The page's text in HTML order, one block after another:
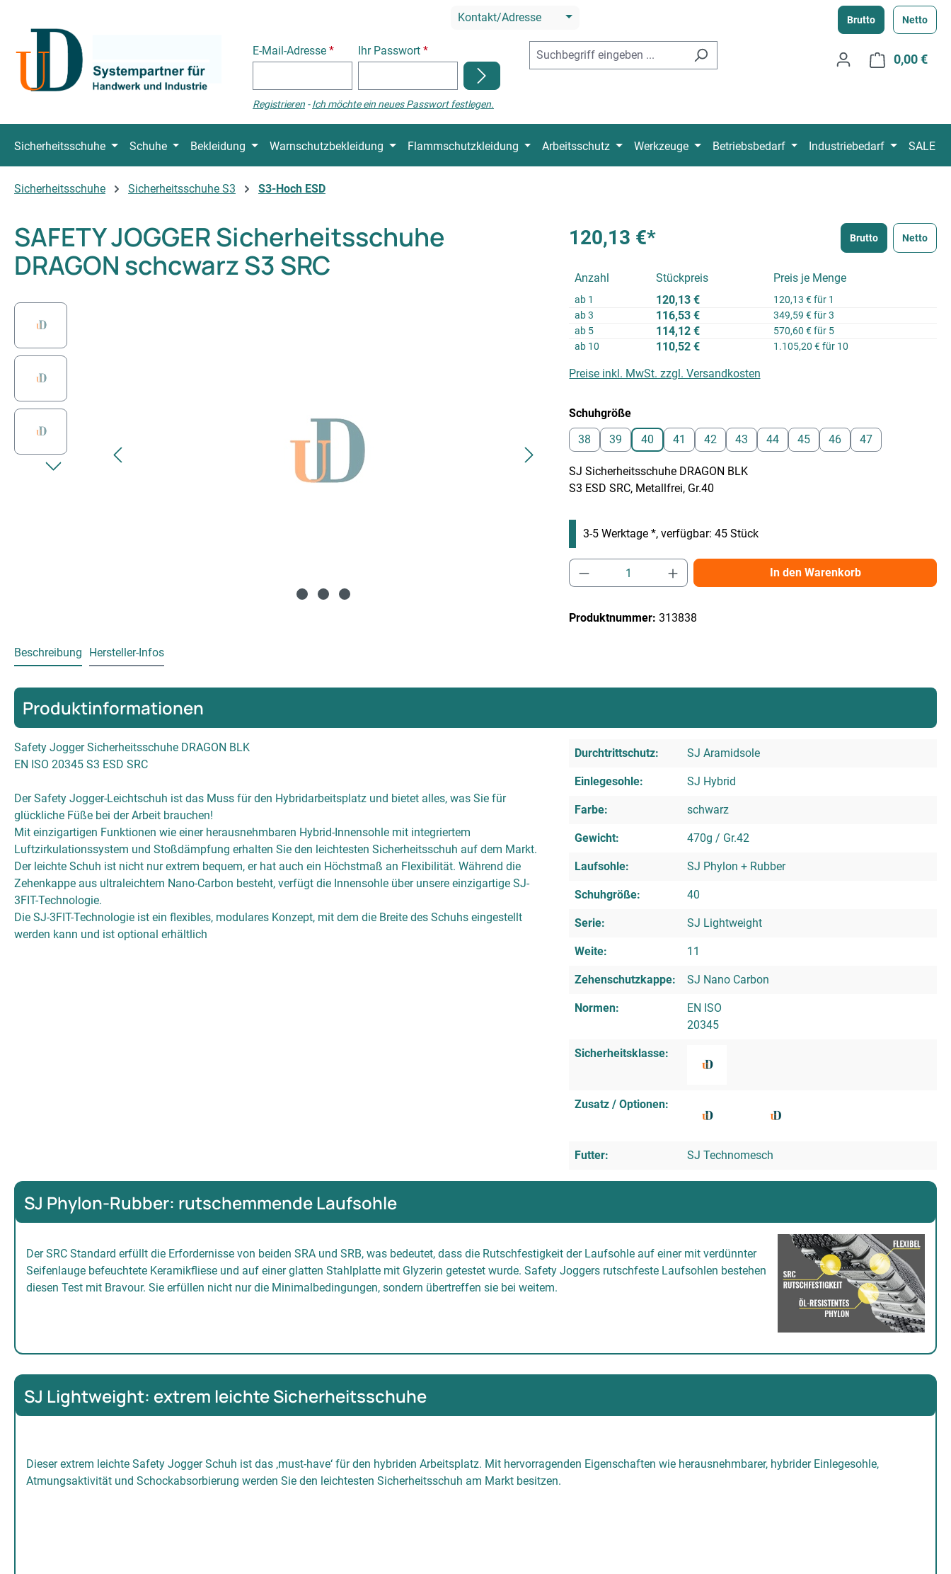
Kontakt/Adresse
E-Mail-Adresse * Ihr Passwort*
Registrieren -Ich möchte ein neues Passwort festlegen.
Brutto Netto
0,00 €
Sicherheitsschuhe Schuhe Bekleidung Warnschutzbekleidung Flammschutzkleidung Arbeitsschutz Werkzeuge Betriebsbedarf Industriebedarf SALE
Sicherheitsschuhe Sicherheitsschuhe S3 S3-Hoch ESD
SAFETY JOGGER Sicherheitsschuhe
DRAGON schcwarz S3 SRC
120,13 €* Brutto Netto
Anzahl Stückpreis Preis je Menge
ab 1 120,13 €
120,13 € für 1
ab3 116,53 €
349,59 € für 3
ab 5 114,12 €
570,60 € für 5
ab 10 110,52 € 1.105,20 € für 10
Preise inkl. MwSt. zzgl. Versandkosten
Schuhgrößeauswählen
38
39 40 41 42 43 44 45 46 47
SJ Sicherheitsschuhe DRAGON BLK
S3 ESD SRC, Metallfrei, Gr.40
3-5 Werktage *, verfügbar: 45 Stück
Produkt Anzahl: Gib den gewünschten Wert ein
In den Warenkorb
Produktnummer: 313838
Beschreibung Hersteller-Infos
Produktinformationen
Safety Jogger Sicherheitsschuhe DRAGON BLK
EN ISO 20345 S3 ESD SRC
Der Safety Jogger-Leichtschuh ist das Muss für den Hybridarbeitsplatz und bietet alles, was Sie für
glückliche Füße bei der Arbeit brauchen!
Mit einzigartigen Funktionen wie einer herausnehmbaren Hybrid-Innensohle mit integriertem
Luftzirkulationssystem und Stoßdämpfung erhalten Sie den leichtesten Sicherheitsschuh auf dem Markt.
Der leichte Schuh ist nicht nur extrem bequem, er hat auch ein Höchstmaß an Flexibilität. Während die
Zehenkappe aus ultraleichtem Nano-Carbon besteht, verfügt die Innensohle über unsere einzigartige SJ-
3FIT-Technologie.
Die SJ-3FIT-Technologie ist ein flexibles, modulares Konzept, mit dem die Breite des Schuhs eingestellt
werden kann und ist optional erhältlich
Durchtrittschutz: SJ Aramidsole
Einlegesohle: SJ Hybrid
Farbe: schwarz
Gewicht: 470g / Gr.42
Laufsohle: SJ Phylon + Rubber
Schuhgröße: 40
Serie: SJ Lightweight
Weite: 11
Zehenschutzkappe: SJ Nano Carbon
Normen:
EN ISO
20345
Sicherheitsklasse:
Zusatz / Optionen:
Futter: SJ Technomesch
SJ Phylon-Rubber: rutschemmende Laufsohle
Der SRC Standard erfüllt die Erfordernisse von beiden SRA und SRB, was bedeutet, dass die Rutschfestigkeit der Laufsohle auf einer mit verdünnter
Seifenlauge befeuchtete Keramikfliese und auf einer glatten Stahlplatte mit Glyzerin getestet wurde. Safety Joggers rutschfeste Laufsohlen bestehen
diesen Test mit Bravour. Sie erfüllen nicht nur die Minimalbedingungen, sondern übertreffen sie bei weitem.
SJ Lightweight: extrem leichte Sicherheitsschuhe
Dieser extrem leichte Safety Jogger Schuh ist das ‚must-have‘ für den hybriden Arbeitsplatz. Mit hervorragenden Eigenschaften wie herausnehmbarer, hybrider Einlegesohle,
Atmungsaktivität und Schockabsorbierung werden Sie den leichtesten Sicherheitsschuh am Markt besitzen.